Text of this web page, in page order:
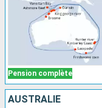
Pension complète
AUSTRALIE